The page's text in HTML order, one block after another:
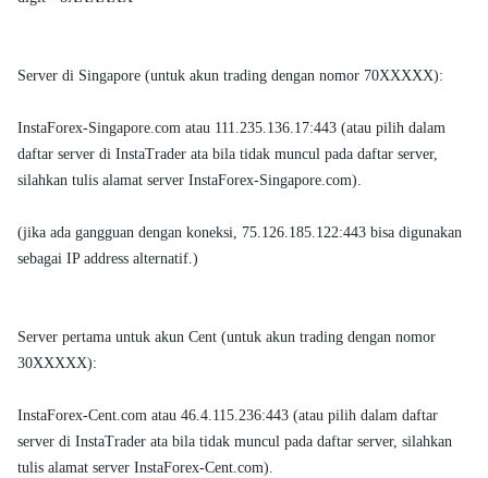
Server di Singapore (untuk akun trading dengan nomor 70XXXXX):
InstaForex-Singapore.com atau 111.235.136.17:443 (atau pilih dalam
daftar server di InstaTrader ata bila tidak muncul pada daftar server,
silahkan tulis alamat server InstaForex-Singapore.com).
(jika ada gangguan dengan koneksi, 75.126.185.122:443 bisa digunakan
sebagai IP address alternatif.)
Server pertama untuk akun Cent (untuk akun trading dengan nomor
30XXXXX):
InstaForex-Cent.com atau 46.4.115.236:443 (atau pilih dalam daftar
server di InstaTrader ata bila tidak muncul pada daftar server, silahkan
tulis alamat server InstaForex-Cent.com).